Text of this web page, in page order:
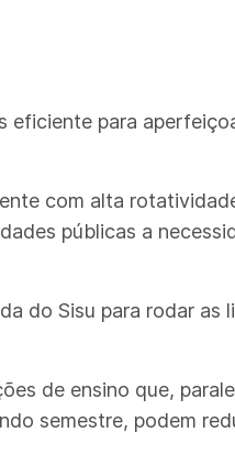
eficiente para
com alta
públicas a
do Sisu para rodar as
de ensino que,
semestre, podem